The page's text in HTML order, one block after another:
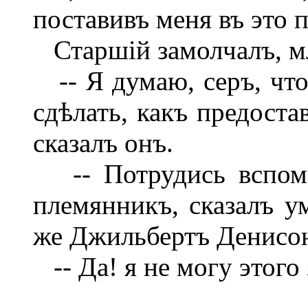
поставивъ меня въ это
Старшій замолчалъ,
-- Я думаю, серъ,
сдѣлать, какъ
сказалъ онъ.
-- Потрудись
племянникъ, сказалъ
же Джильбертъ
-- Да! я не могу этого